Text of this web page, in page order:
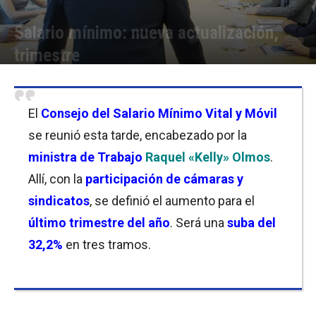
Salario mínimo: nueva actualización,
trimestre
El Consejo del Salario Mínimo Vital y Móvil
se reunió esta tarde, encabezado por la
ministra de Trabajo Raquel «Kelly» Olmos.
Allí, con la participación de cámaras y
sindicatos, se definió el aumento para el
último trimestre del año. Será una suba del
32,2% en tres tramos.